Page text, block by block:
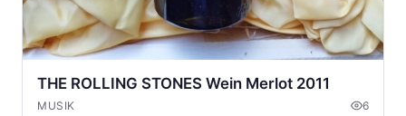
THE ROLLING STONES Wein Merlot 2011
MUSIK 6